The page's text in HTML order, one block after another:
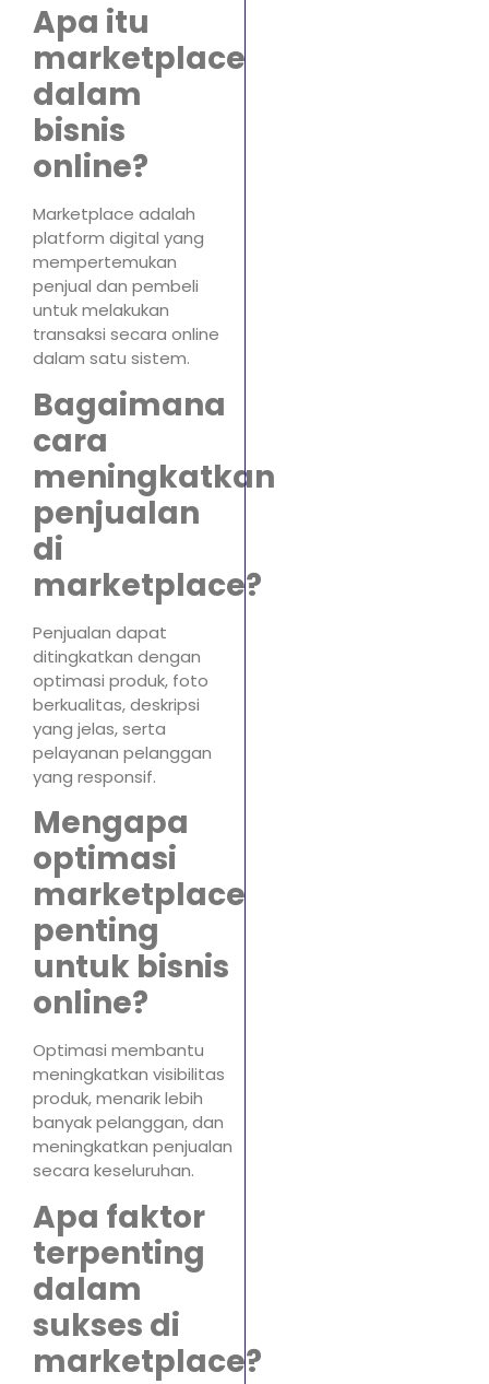
Apa itu
marketplace
dalam
bisnis
online?
Marketplace adalah
platform digital yang
mempertemukan
penjual dan pembeli
untuk melakukan
transaksi secara online
dalam satu sistem.
Bagaimana
cara
meningkatkan
penjualan
di
marketplace?
Penjualan dapat
ditingkatkan dengan
optimasi produk, foto
berkualitas, deskripsi
yang jelas, serta
pelayanan pelanggan
yang responsif.
Mengapa
optimasi
marketplace
penting
untuk bisnis
online?
Optimasi membantu
meningkatkan visibilitas
produk, menarik lebih
banyak pelanggan, dan
meningkatkan penjualan
secara keseluruhan.
Apa faktor
terpenting
dalam
sukses di
marketplace?